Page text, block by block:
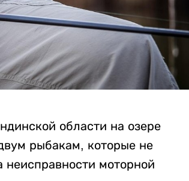
области на озере
рыбакам, которые не
неисправности моторной